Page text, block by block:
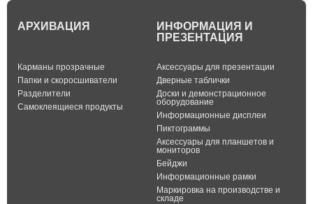
АРХИВАЦИЯ
Карманы прозрачные
Папки и скоросшиватели
Разделители
Самоклеящиеся продукты
ИНФОРМАЦИЯ И
ПРЕЗЕНТАЦИЯ
Аксессуары для презентации
Дверные таблички
Доски и демонстрационное
оборудование
Информационные дисплеи
Пиктограммы
Аксессуары для планшетов и
мониторов
Бейджи
Информационные рамки
Маркировка на производстве и
складе